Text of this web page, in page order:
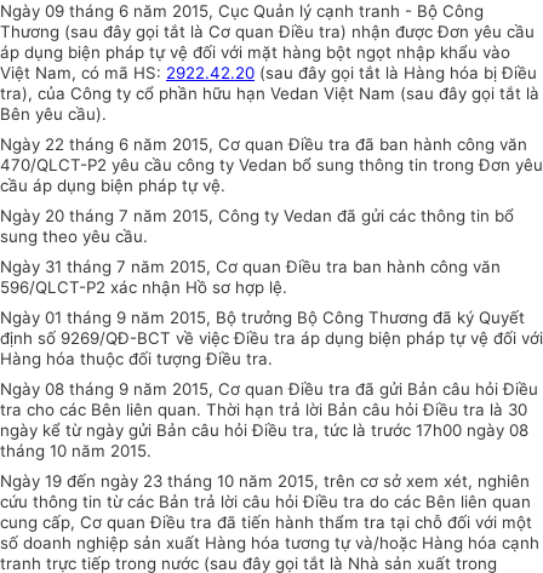
Ngày 09 tháng 6 năm 2015, Cục Quản lý cạnh tranh - Bộ Công
Thương (sau đây gọi tắt là Cơ quan Điều tra) nhận đượcĐơn yêu cầu
áp dụng biện pháp tự vệ đối với mặt hàng bột ngọt nhập khẩu vào
Việt Nam, có mã HS: 2922.42.20 (sau đây gọi tắt là Hàng hóa bị Điều
tra), của Công ty cổ phần hữu hạn Vedan Việt Nam (sau đây gọi tắt là
Bên yêu cầu).
Ngày 22 tháng 6 năm 2015, Cơ quan Điều tra đã ban hành công văn
470/QLCT-P2 yêu cầu công ty Vedan bổ sung thông tin trong Đơn yêu
cầu áp dụng biện pháp tự vệ.
Ngày 20 tháng 7 năm 2015, Công ty Vedan đã gửi các thông tin bổ
sung theo yêu cầu.
Ngày 31 tháng 7 năm 2015, Cơ quan Điều tra ban hành công văn
596/QLCT-P2 xác nhận Hồ sơ hợp lệ.
Ngày 01 tháng 9 năm 2015, Bộ trưởng Bộ Công Thương đã ký Quyết
định số 9269/QĐ-BCT về việc Điều tra áp dụng biện pháp tự vệ đối với
Hàng hóa thuộc đối tượng Điều tra.
Ngày 08 tháng 9 năm 2015, Cơ quan Điều tra đã gửi Bản câu hỏi Điều
tra cho các Bên liên quan. Thời hạn trả lời Bản câu hỏi Điều tra là 30
ngày kể từ ngày gửi Bản câu hỏi Điều tra, tức là trước 17h00 ngày 08
tháng 10 năm 2015.
Ngày 19 đến ngày 23 tháng 10 năm 2015, trên cơ sở xem xét, nghiên
cứu thông tin từ các Bản trả lời câu hỏi Điều tra do các Bên liên quan
cung cấp, Cơ quan Điều tra đã tiến hành thẩm tra tại chỗ đối với một
số doanh nghiệp sản xuất Hàng hóa tương tự và/hoặc Hàng hóa cạnh
tranh trực tiếp trong nước (sau đây gọi tắt là Nhà sản xuất trong